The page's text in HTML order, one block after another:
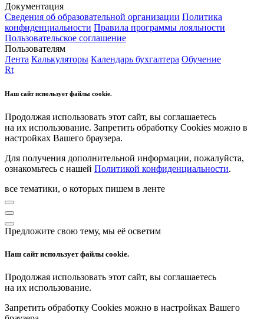
Документация
Сведения об образовательной организации Политика
конфиденциальности Правила программы лояльности
Пользовательское соглашение
Пользователям
Лента Калькуляторы Календарь бухгалтера Обучение
Rt
Наш сайт использует файлы cookie.
Продолжая использовать этот сайт, вы соглашаетесь
на их использование. Запретить обработку Cookies можно в
настройках Вашего браузера.
Для получения дополнительной информации, пожалуйста,
ознакомьтесь с нашей Политикой конфиденциальности.
все тематики, о которых пишем в ленте
Предложите свою тему, мы её осветим
Наш сайт использует файлы cookie.
Продолжая использовать этот сайт, вы соглашаетесь
на их использование.
Запретить обработку Cookies можно в настройках Вашего